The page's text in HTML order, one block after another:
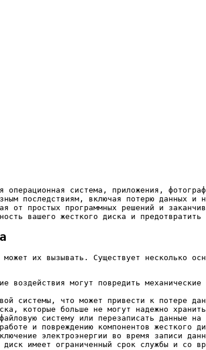
последствиям, включая потерю данных и
от простых программных решений и
вашего жесткого диска и
их вызывать. Существует несколько
воздействия могут повредить
системы, что может привести к потере
которые больше не могут надежно
систему или перезаписать данные на
и повреждению компонентов жесткого
электроэнергии во время записи
имеет ограниченный срок службы и со